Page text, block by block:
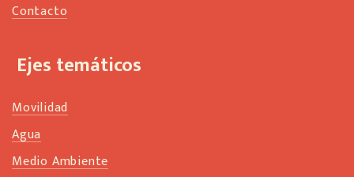
Contacto
Ejes temáticos
Movilidad
Agua
Medio Ambiente